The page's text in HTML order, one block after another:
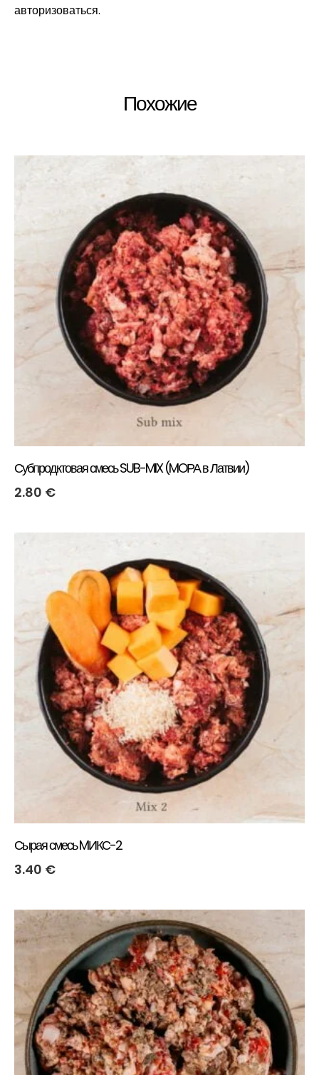
авторизоваться.
Похожие
Субпродктовая смесь SUB-MIX (MOРА в Латвии)
2.80 €
Сырая смесь MИКС-2
3.40 €